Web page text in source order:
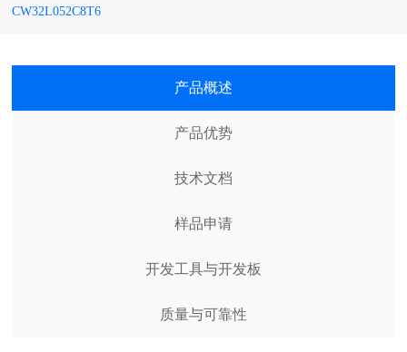
CW32L052C8T6
产品概述
产品优势
技术文档
样品申请
开发工具与开发板
质量与可靠性